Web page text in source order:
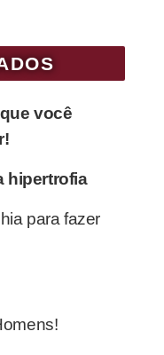
você
hipertrofia
para fazer